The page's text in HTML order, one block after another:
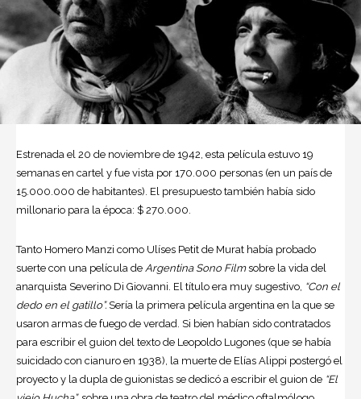
Estrenada el 20 de noviembre de 1942, esta película estuvo 19
semanas en cartel y fue vista por 170.000 personas (en un país de
15.000.000 de habitantes). El presupuesto también había sido
millonario para la época: $ 270.000.
Tanto Homero Manzi como Ulíses Petit de Murat había probado
suerte con una película de ArgentinaSono Filmsobre la vida del
anarquista Severino Di Giovanni. El título era muy sugestivo, “Con el
dedo en el gatillo”.Sería la primera película argentina en la que se
usaron armas de fuego de verdad. Si bien habían sido contratados
para escribir el guion del texto de Leopoldo Lugones (que se había
suicidado con cianuro en 1938), la muerte de Elías Alippi postergó el
proyecto y la dupla de guionistas se dedicó a escribir el guion de “El